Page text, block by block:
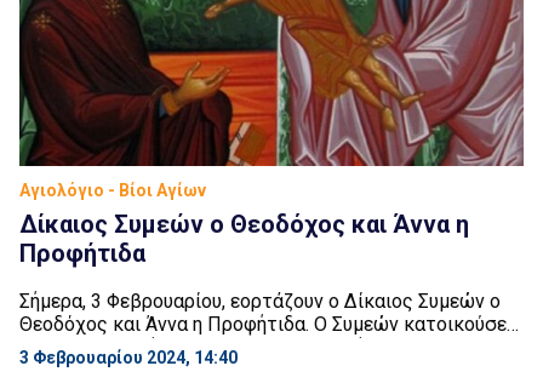
Αγιολόγιο - Βίοι Αγίων
Δίκαιος Συμεών ο Θεοδόχος και Άννα η
Προφήτιδα
Σήμερα, 3 Φεβρουαρίου, εορτάζουν ο Δίκαιος Συμεών ο
Θεοδόχος και Άννα η Προφήτιδα. Ο Συμεών κατοικούσε
στην Ιερουσαλήμ. Ήταν δίκαιος, ευλαβής και φωτισμένος
από το Άγιο Πνεύμα, που του είχε φανερώσει ότι δε θα
3 Φεβρουαρίου 2024, 14:40